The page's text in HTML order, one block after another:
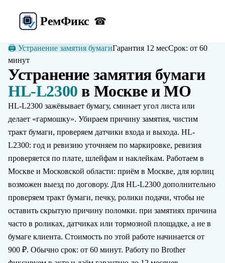
РемФикс ☎
🖨️ Устранение замятия бумагиГарантия 12 месСрок: от 60
минут
Устранение замятия бумаги
HL-L2300 в Москве и МО
HL-L2300 зажёвывает бумагу, сминает угол листа или
делает «гармошку». Убираем причину замятия, чистим
тракт бумаги, проверяем датчики входа и выхода. HL-
L2300: год и ревизию уточняем по маркировке, ревизия
проверяется по плате, шлейфам и наклейкам. Работаем в
Москве и Московской области: приём в Москве, для юрлиц
возможен выезд по договору. Для HL-L2300 дополнительно
проверяем тракт бумаги, печку, ролики подачи, чтобы не
оставить скрытую причину поломки. при замятиях причина
часто в роликах, датчиках или тормозной площадке, а не в
бумаге клиента. Стоимость по этой работе начинается от
900 ₽. Обычно срок: от 60 минут. Работу по Brother